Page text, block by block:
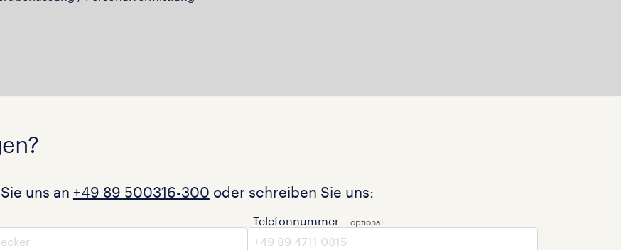
uns an +49 89 500316-300 oder schreiben Sie uns:
Telefonnummer